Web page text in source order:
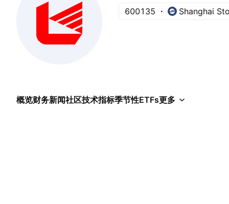
600135 Shanghai
概览财务新闻社区技术指标季节性ETFs更多